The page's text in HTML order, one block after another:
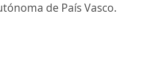
de País Vasco.